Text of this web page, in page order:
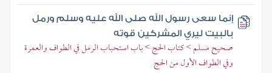
إنما سعى رسول الله صلى الله عليه وسلم ورمل
بالبيت ليري المشركين قوته
صحيح مسلم > كتاب الحج > باب استحباب الرمل في الطواف والعمرة
وفي الطواف الأول من الحج